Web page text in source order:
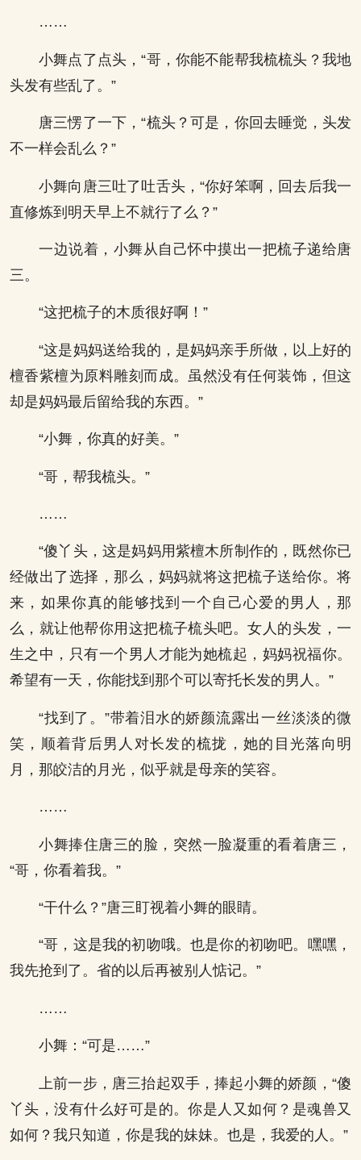
……
小舞点了点头，“哥，你能不能帮我梳梳头？我地
头发有些乱了。”
唐三愣了一下，“梳头？可是，你回去睡觉，头发
不一样会乱么？”
小舞向唐三吐了吐舌头，“你好笨啊，回去后我一
直修炼到明天早上不就行了么？”
一边说着，小舞从自己怀中摸出一把梳子递给唐
三。
“这把梳子的木质很好啊！”
“这是妈妈送给我的，是妈妈亲手所做，以上好的
檀香紫檀为原料雕刻而成。虽然没有任何装饰，但这
却是妈妈最后留给我的东西。”
“小舞，你真的好美。”
“哥，帮我梳头。”
……
“傻丫头，这是妈妈用紫檀木所制作的，既然你已
经做出了选择，那么，妈妈就将这把梳子送给你。将
来，如果你真的能够找到一个自己心爱的男人，那
么，就让他帮你用这把梳子梳头吧。女人的头发，一
生之中，只有一个男人才能为她梳起，妈妈祝福你。
希望有一天，你能找到那个可以寄托长发的男人。”
“找到了。”带着泪水的娇颜流露出一丝淡淡的微
笑，顺着背后男人对长发的梳拢，她的目光落向明
月，那皎洁的月光，似乎就是母亲的笑容。
……
小舞捧住唐三的脸，突然一脸凝重的看着唐三，
“哥，你看着我。”
“干什么？”唐三盯视着小舞的眼睛。
“哥，这是我的初吻哦。也是你的初吻吧。嘿嘿，
我先抢到了。省的以后再被别人惦记。”
……
小舞：“可是……”
上前一步，唐三抬起双手，捧起小舞的娇颜，“傻
丫头，没有什么好可是的。你是人又如何？是魂兽又
如何？我只知道，你是我的妹妹。也是，我爱的人。”